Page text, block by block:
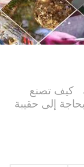
كيف تصنع
إلى حقيبة